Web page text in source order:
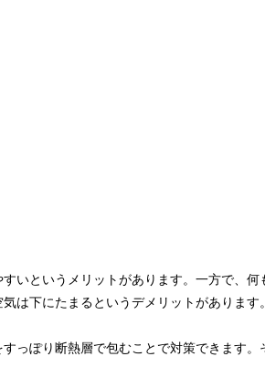
いというメリットがあります。一方で、何
は下にたまるというデメリットがあります
っぽり断熱層で包むことで対策できます。